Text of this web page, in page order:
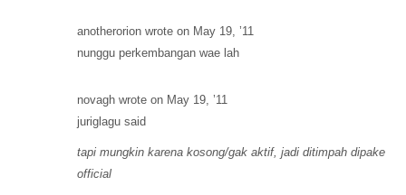
anotherorion wrote on May 19, ’11
nunggu perkembangan wae lah
novagh wrote on May 19, ’11
juriglagu said
tapi mungkin karena kosong/gak aktif, jadi ditimpah dipake
official